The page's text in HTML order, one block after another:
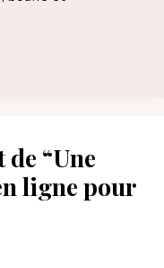
“Une
ligne pour